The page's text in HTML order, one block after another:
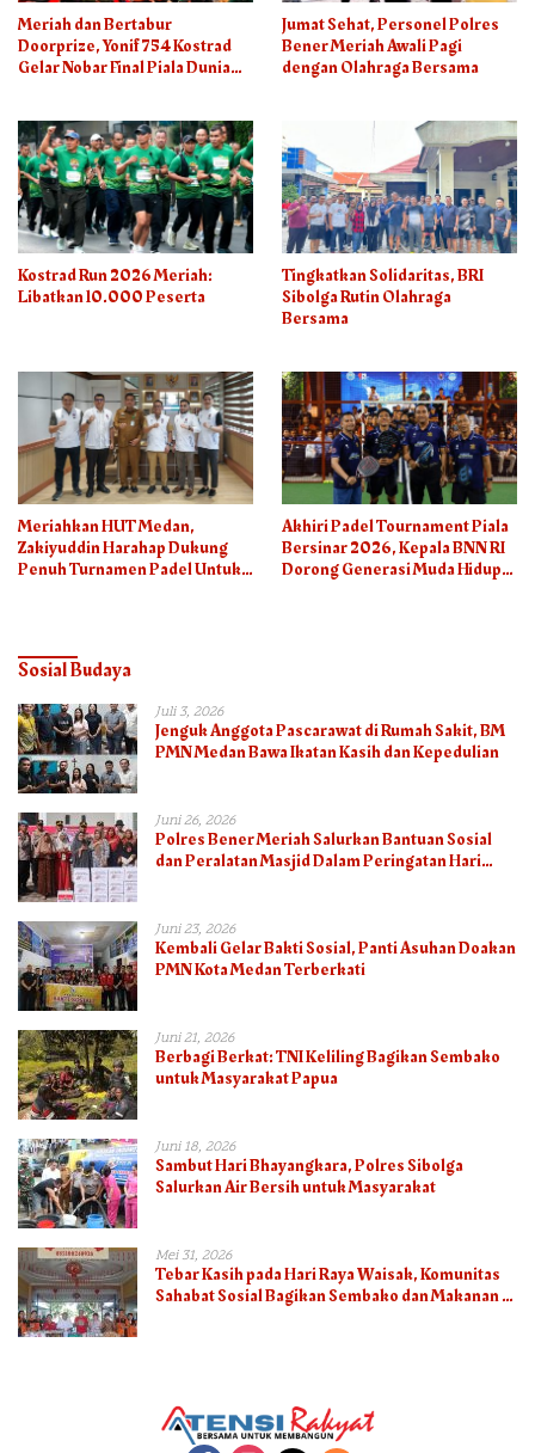
Meriah dan Bertabur
Doorprize, Yonif 754 Kostrad
Gelar Nobar Final Piala Dunia
Jumat Sehat, Personel Polres
Bener Meriah Awali Pagi
dengan Olahraga Bersama
Kostrad Run 2026 Meriah:
Libatkan 10.000 Peserta
Tingkatkan Solidaritas, BRI
Sibolga Rutin Olahraga
Bersama
Meriahkan HUT Medan,
Zakiyuddin Harahap Dukung
Penuh Turnamen Padel Untuk
Akhiri Padel Tournament Piala
Bersinar 2026, Kepala BNN RI
Dorong Generasi Muda Hidup
Sosial Budaya
Juli 3, 2026
Jenguk Anggota Pascarawat di Rumah Sakit, BM
PMN Medan Bawa Ikatan Kasih dan Kepedulian
Juni 26, 2026
Polres Bener Meriah Salurkan Bantuan Sosial
dan Peralatan Masjid Dalam Peringatan Hari
Juni 23, 2026
Kembali Gelar Bakti Sosial, Panti Asuhan Doakan
PMN Kota Medan Terberkati
Juni 21, 2026
Berbagi Berkat: TNI Keliling Bagikan Sembako
untuk Masyarakat Papua
Juni 18, 2026
Sambut Hari Bhayangkara, Polres Sibolga
Salurkan Air Bersih untuk Masyarakat
Mei 31, 2026
Tebar Kasih pada Hari Raya Waisak, Komunitas
Sahabat Sosial Bagikan Sembako dan Makanan di